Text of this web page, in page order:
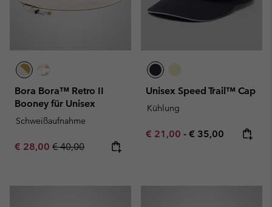
Bora Bora™ Retro II
Booney für Unisex
Schweißaufnahme
Sale price:
€ 28,00 Regular price:
€ 40,00
Unisex Speed Trail™ Cap
Kühlung
Minimum sale price:
€ 21,00 - Maximum price:
€ 35,00